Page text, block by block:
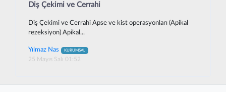
Diş Çekimi ve Cerrahi
Diş Çekimi ve Cerrahi Apse ve kist operasyonları (Apikal
rezeksiyon) Apikal...
Yılmaz Nas KURUMSAL
25 Mayıs Salı 01:52